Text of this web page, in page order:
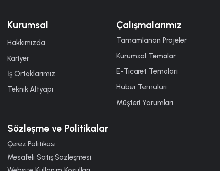
Kurumsal
Hakkımızda
Kariyer
İş Ortaklarımız
Teknik Altyapı
Çalışmalarımız
Tamamlanan Projeler
Kurumsal Temalar
E-Ticaret Temaları
Haber Temaları
Müşteri Yorumları
Sözleşme ve Politikalar
Çerez Politikası
Mesafeli Satış Sözleşmesi